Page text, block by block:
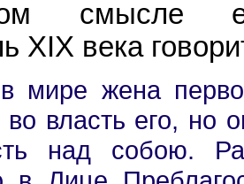
смысле
XIX века
мире жена
во власть его, но
над собою.